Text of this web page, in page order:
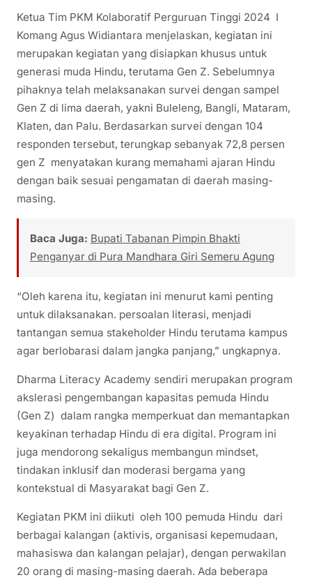
Ketua Tim PKM Kolaboratif Perguruan Tinggi 2024 I
Komang Agus Widiantara menjelaskan, kegiatan ini
merupakan kegiatan yang disiapkan khusus untuk
generasi muda Hindu, terutama Gen Z. Sebelumnya
pihaknya telah melaksanakan survei dengan sampel
Gen Z di lima daerah, yakni Buleleng, Bangli, Mataram,
Klaten, dan Palu. Berdasarkan survei dengan 104
responden tersebut, terungkap sebanyak 72,8 persen
gen Z menyatakan kurang memahami ajaran Hindu
dengan baik sesuai pengamatan di daerah masing-
masing.
Baca Juga: Bupati Tabanan Pimpin Bhakti
Penganyar di Pura Mandhara Giri Semeru Agung
“Oleh karena itu, kegiatan ini menurut kami penting
untuk dilaksanakan. persoalan literasi, menjadi
tantangan semua stakeholder Hindu terutama kampus
agar berlobarasi dalam jangka panjang,” ungkapnya.
Dharma Literacy Academy sendiri merupakan program
akslerasi pengembangan kapasitas pemuda Hindu
(Gen Z) dalam rangka memperkuat dan memantapkan
keyakinan terhadap Hindu di era digital. Program ini
juga mendorong sekaligus membangun mindset,
tindakan inklusif dan moderasi bergama yang
kontekstual di Masyarakat bagi Gen Z.
Kegiatan PKM ini diikuti oleh 100 pemuda Hindu dari
berbagai kalangan (aktivis, organisasi kepemudaan,
mahasiswa dan kalangan pelajar), dengan perwakilan
20 orang di masing-masing daerah. Ada beberapa